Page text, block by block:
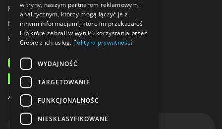
Promocje
Nowe produkty
Bestsellery
ODBIERZ 10% ZNIŻKI
NA PIERWSZE ZAKUPY
Zapisz się do naszego newslettera
witryny, naszym partnerom reklamowym i
analitycznym, którzy mogą łączyć je z
innymi informacjami, które im przekazałeś
lub które zebrali w wyniku korzystania przez
Ciebie z ich usług. Polityka prywatności
WYDAJNOŚĆ
TARGETOWANIE
FUNKCJONALNOŚĆ
NIESKLASYFIKOWANE